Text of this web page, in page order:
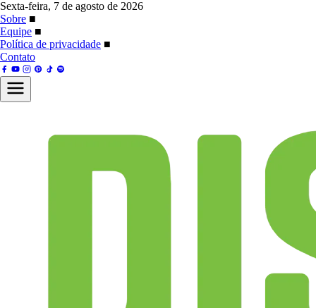
Sexta-feira, 7 de agosto de 2026
Sobre ■
Equipe ■
Política de privacidade ■
Contato